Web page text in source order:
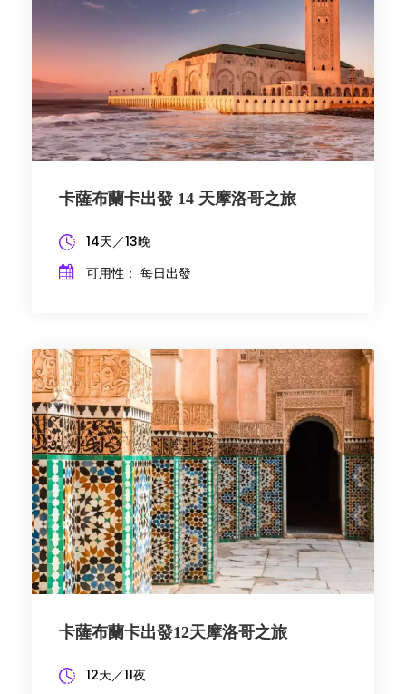
卡薩布蘭卡出發 14 天摩洛哥之旅
14天／13晚
可用性： 每日出發
卡薩布蘭卡出發12天摩洛哥之旅
12天／11夜